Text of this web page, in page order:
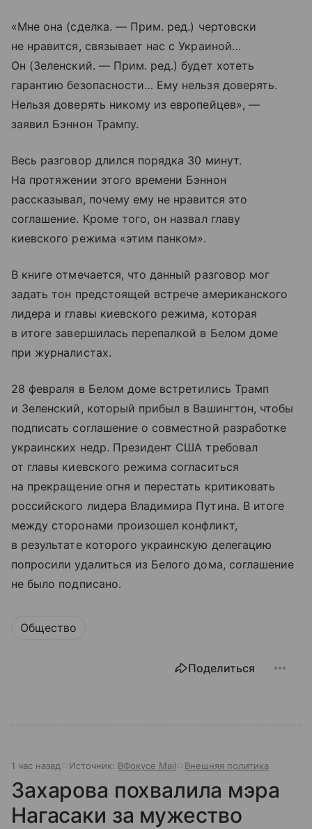
«Мне она (сделка. — Прим. ред.) чертовски
не нравится, связывает нас с Украиной…
Он (Зеленский. — Прим. ред.) будет хотеть
гарантию безопасности… Ему нельзя доверять.
Нельзя доверять никому из европейцев», —
заявил Бэннон Трампу.
Весь разговор длился порядка 30 минут.
На протяжении этого времени Бэннон
рассказывал, почему ему не нравится это
соглашение. Кроме того, он назвал главу
киевского режима «этим панком».
В книге отмечается, что данный разговор мог
задать тон предстоящей встрече американского
лидера и главы киевского режима, которая
в итоге завершилась перепалкой в Белом доме
при журналистах.
28 февраля в Белом доме встретились Трамп
и Зеленский, который прибыл в Вашингтон, чтобы
подписать соглашение о совместной разработке
украинских недр. Президент США требовал
от главы киевского режима согласиться
на прекращение огня и перестать критиковать
российского лидера Владимира Путина. В итоге
между сторонами произошел конфликт,
в результате которого украинскую делегацию
попросили удалиться из Белого дома, соглашение
не было подписано.
Общество
Поделиться
1 час назад Источник: ВФокусе Mail Внешняя политика
Захарова похвалила мэра
Нагасаки за мужество